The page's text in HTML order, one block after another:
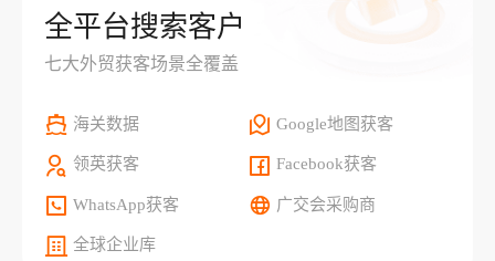
全平台搜索客户
七大外贸获客场景全覆盖
海关数据 Google地图获客
领英获客 Facebook获客
WhatsApp获客 广交会采购商
全球企业库